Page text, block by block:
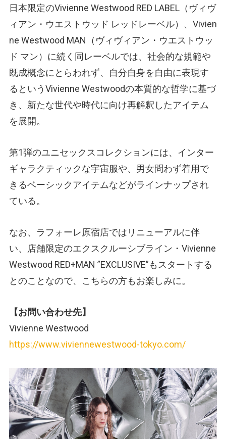
日本限定のVivienne Westwood RED LABEL（ヴィヴ
ィアン・ウエストウッド レッドレーベル）、Vivien
ne Westwood MAN（ヴィヴィアン・ウエストウッ
ド マン）に続く同レーベルでは、社会的な規範や
既成概念にとらわれず、自分自身を自由に表現す
るというVivienne Westwoodの本質的な哲学に基づ
き、新たな世代や時代に向け再解釈したアイテム
を展開。
第1弾のユニセックスコレクションには、インター
ギャラクティックな宇宙服や、男女問わず着用で
きるベーシックアイテムなどがラインナップされ
ている。
なお、ラフォーレ原宿店ではリニューアルに伴
い、店舗限定のエクスクルーシブライン・Vivienne
Westwood RED+MAN ”EXCLUSIVE”もスタートする
とのことなので、こちらの方もお楽しみに。
【お問い合わせ先】
Vivienne Westwood
https://www.viviennewestwood-tokyo.com/